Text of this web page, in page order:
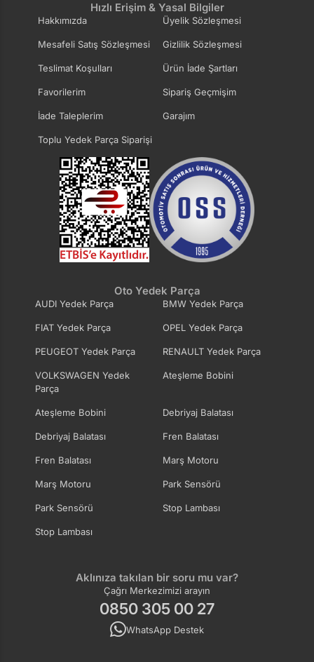
Hızlı Erişim & Yasal Bilgiler
Hakkımızda Üyelik Sözleşmesi
Mesafeli Satış Sözleşmesi Gizlilik Sözleşmesi
Teslimat Koşulları Ürün İade Şartları
Favorilerim Sipariş Geçmişim
İade Taleplerim Garajım
Toplu Yedek Parça Siparişi
Oto Yedek Parça
AUDI Yedek Parça BMW Yedek Parça
FIAT Yedek Parça OPEL Yedek Parça
PEUGEOT Yedek Parça RENAULT Yedek Parça
VOLKSWAGEN Yedek
Parça
Ateşleme Bobini
Ateşleme Bobini Debriyaj Balatası
Debriyaj Balatası Fren Balatası
Fren Balatası Marş Motoru
Marş Motoru Park Sensörü
Park Sensörü Stop Lambası
Stop Lambası
Aklınıza takılan bir soru mu var?
Çağrı Merkezimizi arayın
0850 305 00 27
WhatsApp Destek